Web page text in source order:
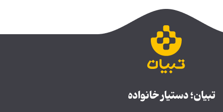
تبیان؛ دستیار خانواده